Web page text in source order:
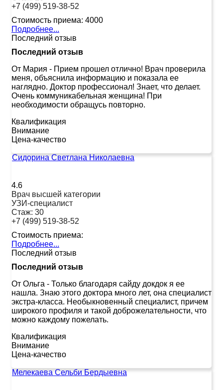
+7 (499) 519-38-52
Стоимость приема: 4000
Подробнее...
Последний отзыв
Последний отзыв
От Мария - Прием прошел отлично! Врач проверила
меня, объяснила информацию и показала ее
наглядно. Доктор профессионал! Знает, что делает.
Очень коммуникабельная женщина! При
необходимости обращусь повторно.
Квалификация
Внимание
Цена-качество
Сидорина Светлана Николаевна
4.6
Врач высшей категории
УЗИ-специалист
Стаж: 30
+7 (499) 519-38-52
Стоимость приема:
Подробнее...
Последний отзыв
Последний отзыв
От Ольга - Только благодаря сайду докдок я ее
нашла. Знаю этого доктора много лет, она специалист
экстра-класса. Необыкновенный специалист, причем
широкого профиля и такой доброжелательности, что
можно каждому пожелать.
Квалификация
Внимание
Цена-качество
Мелекаева Сельби Бердыевна